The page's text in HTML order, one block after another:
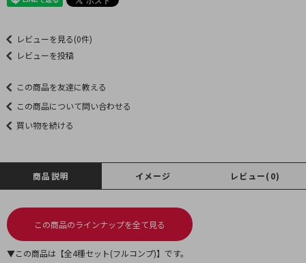
レビューを見る(0件)
レビューを投稿
この商品を友達に教える
この商品について問い合わせる
買い物を続ける
商品説明 イメージ レビュー(0)
この商品のラインナップを全て見る
▼この商品は【全4種セット(フルコンプ)】です。